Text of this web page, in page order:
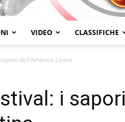
VIDEO CLASSIFICHE
dell’America Latina
i sapori